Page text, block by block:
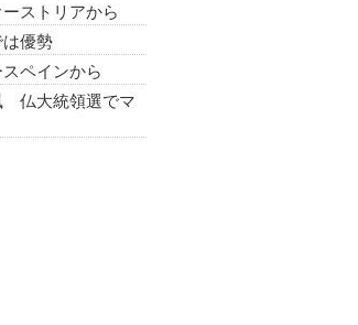
ストリアから
優勢
ペインから
仏大統領選でマ